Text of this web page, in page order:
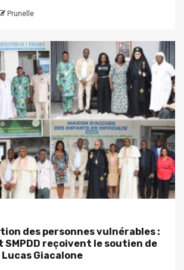
Prunelle
des personnes vulnérables :
SMPDD reçoivent le soutien de
Giacalone